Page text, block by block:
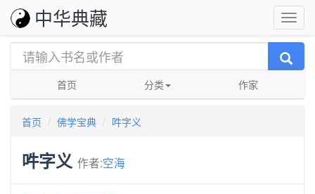
中华典藏
首页 分类 作家
首页 佛学宝典 吽字义
吽字义 作者:空海